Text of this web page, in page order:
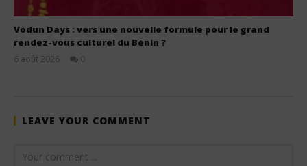
Vodun Days : vers une nouvelle formule pour le grand
rendez-vous culturel du Bénin ?
6 août 2026
0
LEAVE YOUR COMMENT